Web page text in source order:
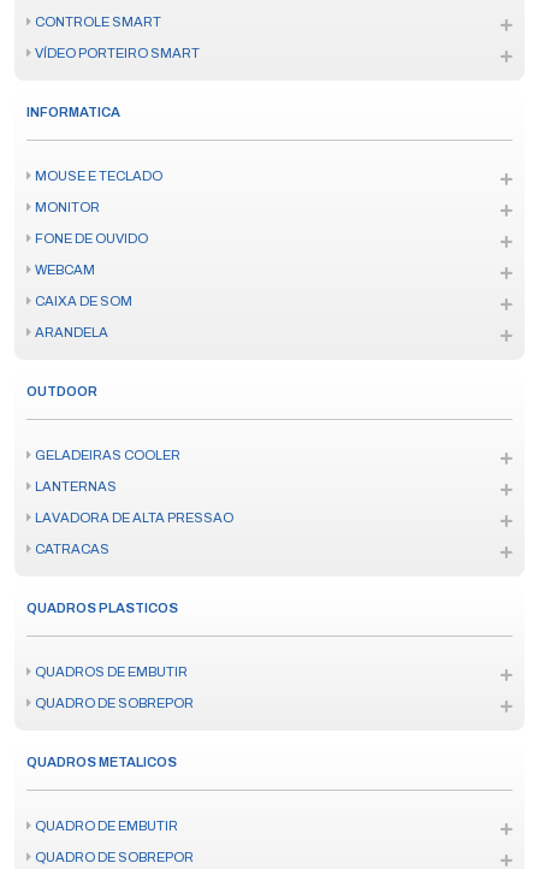
CONTROLE SMART
VÍDEO PORTEIRO SMART
INFORMATICA
MOUSE E TECLADO
MONITOR
FONE DE OUVIDO
WEBCAM
CAIXA DE SOM
ARANDELA
OUTDOOR
GELADEIRAS COOLER
LANTERNAS
LAVADORA DE ALTA PRESSAO
CATRACAS
QUADROS PLASTICOS
QUADROS DE EMBUTIR
QUADRO DE SOBREPOR
QUADROS METALICOS
QUADRO DE EMBUTIR
QUADRO DE SOBREPOR